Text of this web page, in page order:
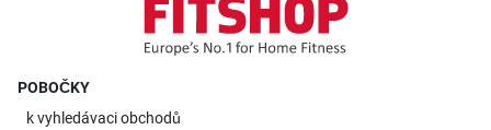
POBOČKY
kvyhledávaci obchodů